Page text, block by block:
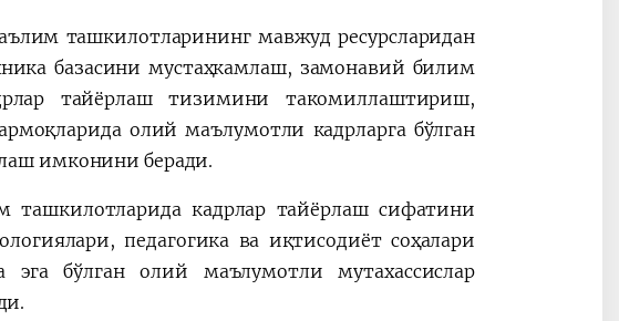
видеоселектор
йиғилишлари
ташкилотларининг мавжуд ресурсларидан
базасини мустаҳкамлаш, замонавий билим
тайёрлаш тизимини такомиллаштириш,
олий маълумотли кадрларга бўлган
имконини беради.
ташкилотларида кадрлар тайёрлаш сифатини
педагогика ва иқтисодиёт соҳалари
бўлган олий маълумотли мутахассислар